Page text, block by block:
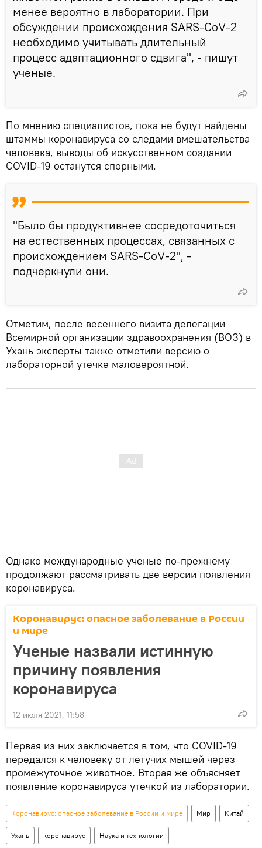
менее вероятно в лаборатории. При
обсуждении происхождения SARS-CoV-2
необходимо учитывать длительный
процесс адаптационного сдвига", - пишут
ученые.
По мнению специалистов, пока не будут найдены
штаммы коронавируса со следами вмешательства
человека, выводы об искусственном создании
COVID-19 останутся спорными.
"Было бы продуктивнее сосредоточиться
на естественных процессах, связанных с
происхождением SARS-CoV-2", -
подчеркнули они.
Отметим, после весеннего визита делегации
Всемирной организации здравоохранения (ВОЗ) в
Ухань эксперты также отметили версию о
лабораторной утечке маловероятной.
Однако международные ученые по-прежнему
продолжают рассматривать две версии появления
коронавируса.
Коронавирус: опасное заболевание в России
и мире
Ученые назвали истинную
причину появления
коронавируса
12 июля 2021, 11:58
Первая из них заключается в том, что COVID-19
передался к человеку от летучих мышей через
промежуточное животное. Вторая же объясняет
появление коронавируса утечкой из лаборатории.
Коронавирус: опасное заболевание в России и мире Мир Китай
Ухань коронавирус Наука и технологии